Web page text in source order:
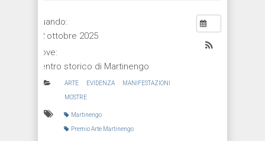
Quando:
12 ottobre 2025
Dove:
centro storico di Martinengo
ARTE EVIDENZA MANIFESTAZIONI
MOSTRE
Martinengo
Premio Arte Martinengo